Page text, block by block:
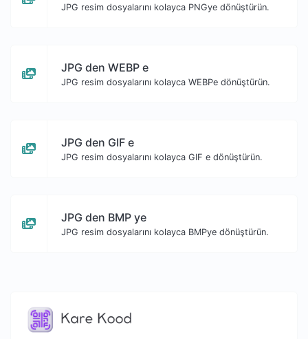
JPG resim dosyalarını kolayca PNGye dönüştürün.
JPG den WEBP e
JPG resim dosyalarını kolayca WEBPe dönüştürün.
JPG den GIF e
JPG resim dosyalarını kolayca GIF e dönüştürün.
JPG den BMP ye
JPG resim dosyalarını kolayca BMPye dönüştürün.